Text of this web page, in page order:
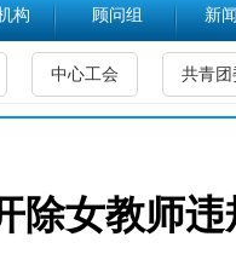
构 顾问组 新
中心工会 共青
除女教师